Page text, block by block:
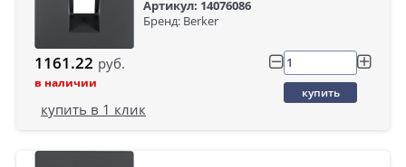
Артикул: 14076086
Бренд: Berker
1161.22 руб.
в наличии
купить
купить в 1 клик